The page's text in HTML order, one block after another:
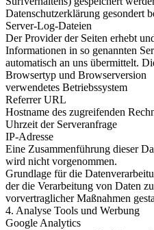
Datenschutzerklärung gesondert
Server-Log-Dateien
Der Provider der Seiten erhebt
Informationen in so genannten
automatisch an uns übermittelt.
Browsertyp und Browserversion
verwendetes Betriebssystem
Referrer URL
Hostname des zugreifenden
Uhrzeit der Serveranfrage
IP-Adresse
Eine Zusammenführung dieser
wird nicht vorgenommen.
Grundlage für die
der die Verarbeitung von Daten
vorvertraglicher Maßnahmen
4. Analyse Tools und Werbung
Google Analytics